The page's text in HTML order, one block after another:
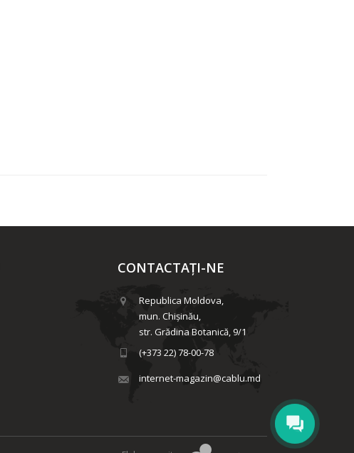
CONTACTAȚI-NE
Republica Moldova,
mun. Chişinău,
str. Grădina Botanică, 9/1
(+373 22) 78-00-78
internet-magazin@cablu.md